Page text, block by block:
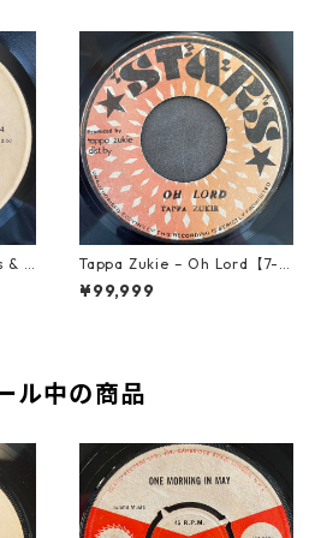
P
Tappa Zukie – Oh Lord【7-2
2006】
¥99,999
ル中の商品